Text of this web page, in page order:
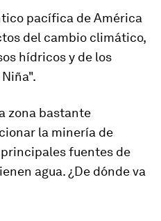
pacífica de América
del cambio climático,
hídricos y de los
zona bastante
la minería de
principalesfuentes de
n agua. ¿De dónde va